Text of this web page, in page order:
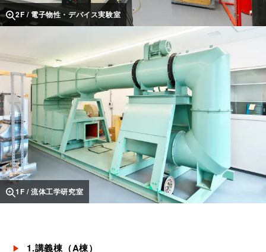
2F / 電子物性・デバイス実験室
1F / 流体工学研究室
1.講義棟（A棟）